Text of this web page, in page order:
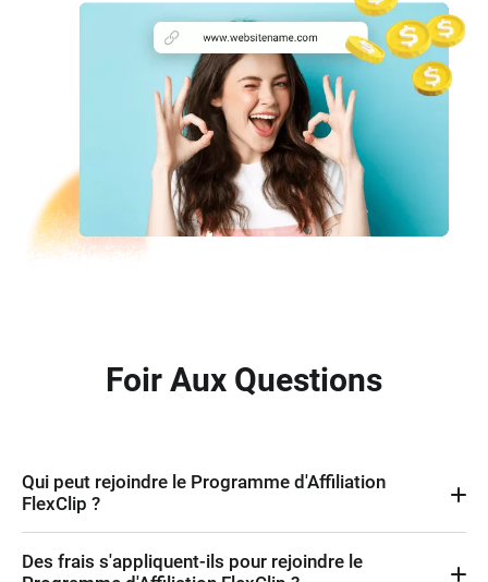
Foir Aux Questions
Qui peut rejoindre le Programme d'Affiliation
FlexClip ?
de contenu sur les réseaux sociaux et entreprises sont tous les
Des frais s'appliquent-ils pour rejoindre le